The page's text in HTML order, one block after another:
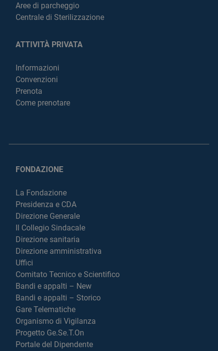
Aree di parcheggio
Centrale di Sterilizzazione
ATTIVITÀ PRIVATA
Informazioni
Convenzioni
Prenota
Come prenotare
FONDAZIONE
La Fondazione
Presidenza e CDA
Direzione Generale
Il Collegio Sindacale
Direzione sanitaria
Direzione amministrativa
Uffici
Comitato Tecnico e Scientifico
Bandi e appalti – New
Bandi e appalti – Storico
Gare Telematiche
Organismo di Vigilanza
Progetto Ge.Se.T.On
Portale del Dipendente